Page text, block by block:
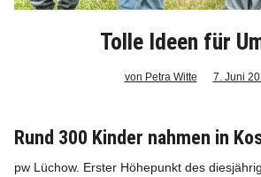
Tolle Ideen für
von Petra Witte 7. Juni
Rund 300 Kinder nahmen in
pw Lüchow. Erster Höhepunkt des